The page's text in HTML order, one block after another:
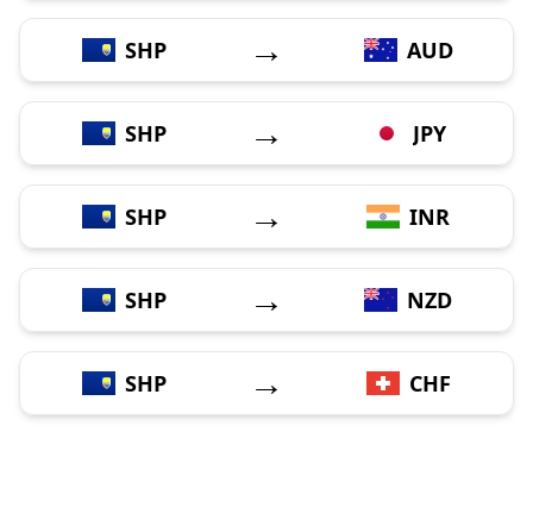
SHP → AUD
SHP → JPY
SHP → INR
SHP → NZD
SHP → CHF